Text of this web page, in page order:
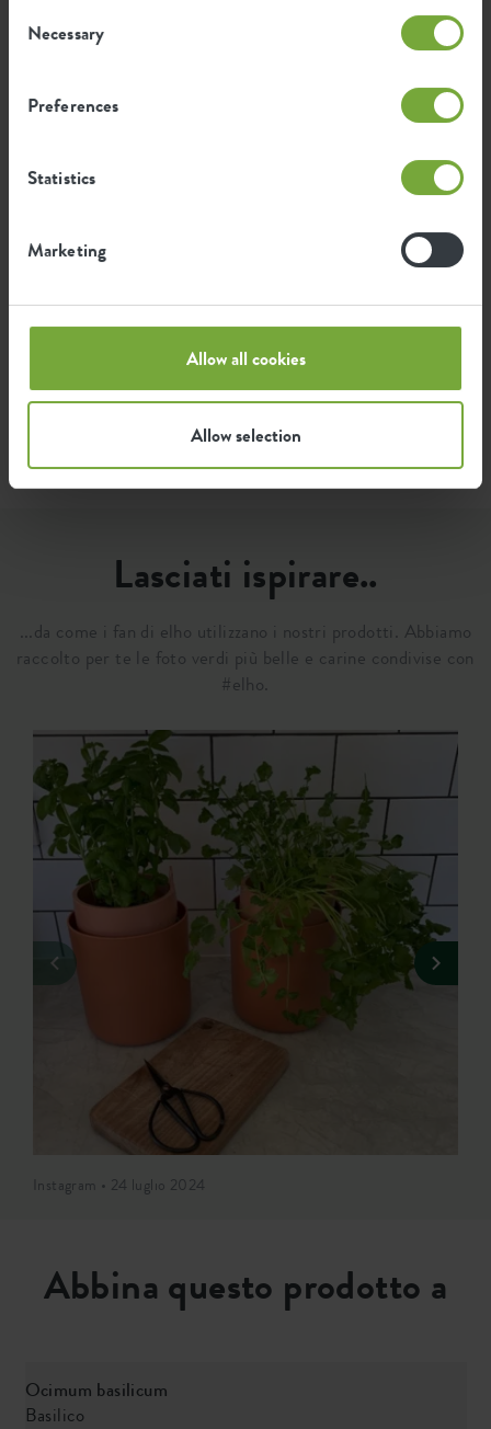
Selection
Necessary
Preferences
Statistics
Marketing
Allow all cookies
Allow selection
Emissione media di energia verde
L'emissione per prodotto si basa sull'emissione totale di
CO2 del gruppo elho. Per calcolare l'impronta per
peso di ciascun prodotto.
Fonte: Anthesis 2023
Lasciati ispirare..
...da come i fan di elho utilizzano i nostri prodotti. Abbiamo
raccolto per te le foto verdi più belle e carine condivise con
#elho.
Instagram • 24 luglio 2024
Abbina questo prodotto a
Ocimum basilicum
Basilico